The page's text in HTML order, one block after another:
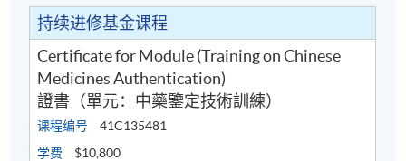
持续进修基金课程
Certificate for Module (Training on Chinese
Medicines Authentication)
證書（單元：中藥鑒定技術訓練）
课程编号
41C135481
学费
$10,800